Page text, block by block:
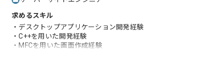
求めるスキル
・デスクトップアプリケーション開発経験
・C++を用いた開発経験
・MFCを用いた画面作成経験